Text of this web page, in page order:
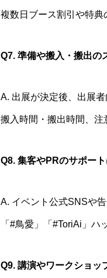
複数日ブース割引や特典
Q7. 準備や搬入・搬出の
A. 出展が決定後、出展者
搬入時間・搬出時間、注
Q8. 集客やPRのサポー
A. イベント公式SNSや
「#鳥愛」「#ToriAi」ハ
Q9. 講演やワークショッ